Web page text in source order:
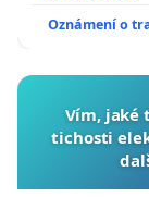
Oznámení o
Vím, jaké
tichosti